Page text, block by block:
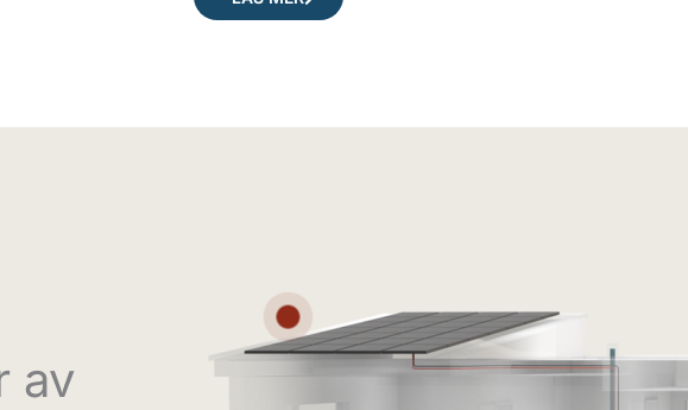
av